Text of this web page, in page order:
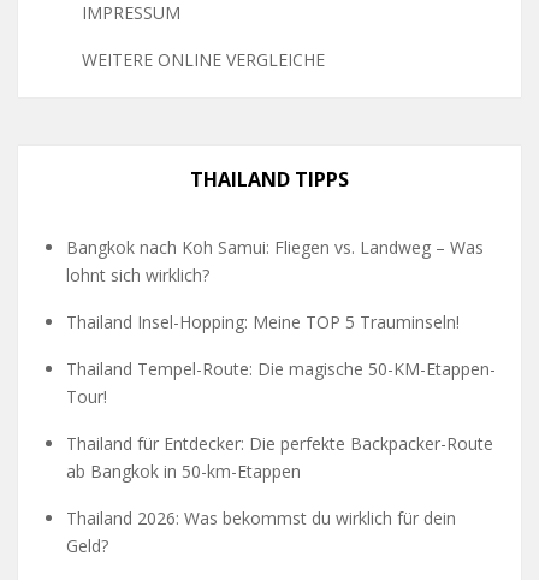
IMPRESSUM
WEITERE ONLINE VERGLEICHE
THAILAND TIPPS
Bangkok nach Koh Samui: Fliegen vs. Landweg – Was
lohnt sich wirklich?
Thailand Insel-Hopping: Meine TOP 5 Trauminseln!
Thailand Tempel-Route: Die magische 50-KM-Etappen-
Tour!
Thailand für Entdecker: Die perfekte Backpacker-Route
ab Bangkok in 50-km-Etappen
Thailand 2026: Was bekommst du wirklich für dein
Geld?